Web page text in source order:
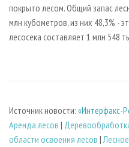
покрыто лесом. Общий запас
млн кубометров, из них 48,3% -
лесосека составляет 1 млн 548
Источник новости: «Интерфакс-
Аренда лесов |
области освоения лесов |